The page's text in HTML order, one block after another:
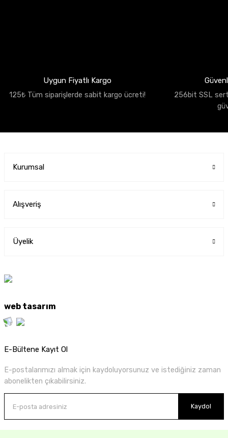
Uygun Fiyatlı Kargo
125₺ Tüm siparişlerde sabit kargo ücreti!
256bit SSL
Kurumsal
Alışveriş
Üyelik
web tasarım
E-Bültene Kayıt Ol
E-postalarımızı almak için kaydoluyorsunuz ve istediğiniz zaman
abonelikten çıkabilirsiniz.
Kaydol